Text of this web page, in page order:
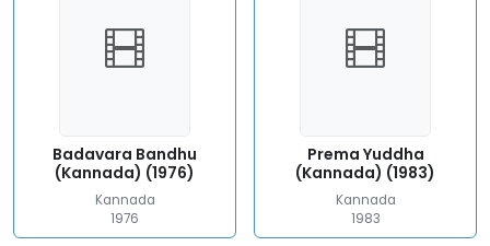
Badavara Bandhu
(Kannada) (1976)
Kannada
1976
Prema Yuddha
(Kannada) (1983)
Kannada
1983